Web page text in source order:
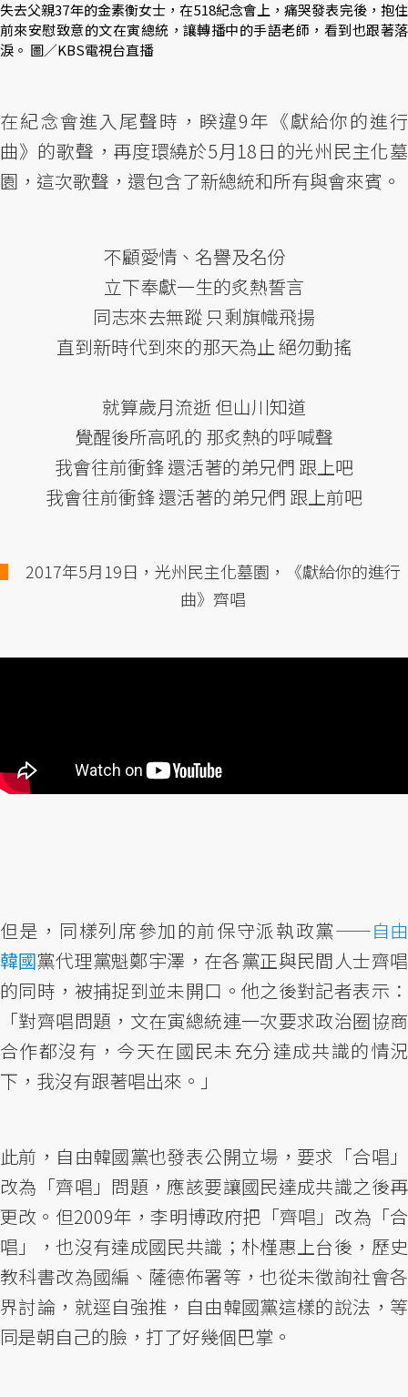
失去父親37年的金素衡女士，在518紀念會上，痛哭發表完後，抱住
前來安慰致意的文在寅總統，讓轉播中的手語老師，看到也跟著落
淚。 圖／KBS電視台直播
在紀念會進入尾聲時，睽違9年《獻給你的進行
曲》的歌聲，再度環繞於5月18日的光州民主化墓
園，這次歌聲，還包含了新總統和所有與會來賓。
不顧愛情、名譽及名份
立下奉獻一生的炙熱誓言
同志來去無蹤 只剩旗幟飛揚
直到新時代到來的那天為止 絕勿動搖
就算歲月流逝 但山川知道
覺醒後所高吼的 那炙熱的呼喊聲
我會往前衝鋒 還活著的弟兄們 跟上吧
我會往前衝鋒 還活著的弟兄們 跟上前吧
2017年5月19日，光州民主化墓園，《獻給你的進行
曲》齊唱
但是，同樣列席參加的前保守派執政黨——自由
韓國黨代理黨魁鄭宇澤，在各黨正與民間人士齊唱
的同時，被捕捉到並未開口。他之後對記者表示：
「對齊唱問題，文在寅總統連一次要求政治圈協商
合作都沒有，今天在國民未充分達成共識的情況
下，我沒有跟著唱出來。」
此前，自由韓國黨也發表公開立場，要求「合唱」
改為「齊唱」問題，應該要讓國民達成共識之後再
更改。但2009年，李明博政府把「齊唱」改為「合
唱」，也沒有達成國民共識；朴槿惠上台後，歷史
教科書改為國編、薩德佈署等，也從未徵詢社會各
界討論，就逕自強推，自由韓國黨這樣的說法，等
同是朝自己的臉，打了好幾個巴掌。